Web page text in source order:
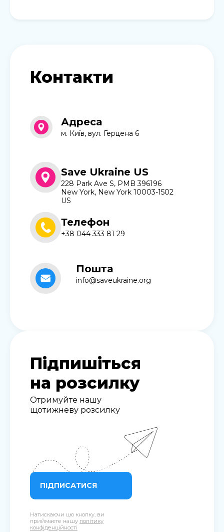
Контакти
Адреса
м. Київ, вул. Герцена 6
Save Ukraine US
228 Park Ave S, PMB 396196
New York, New York 10003-1502
US
Телефон
+38 044 333 81 29
Пошта
info@saveukraine.org
Підпишіться
на розсилку
Отримуйте нашу
щотижневу розсилку
ПІДПИСАТИСЯ
Натискаючи цю кнопку, ви
приймаєте нашу політику
конфіденційності